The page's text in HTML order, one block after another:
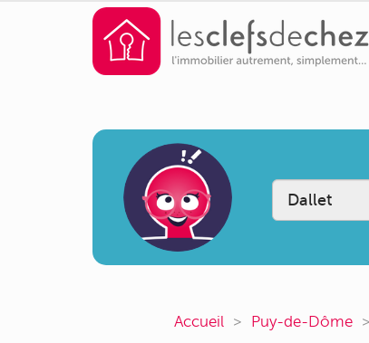
Accueil Puy-de-Dôme